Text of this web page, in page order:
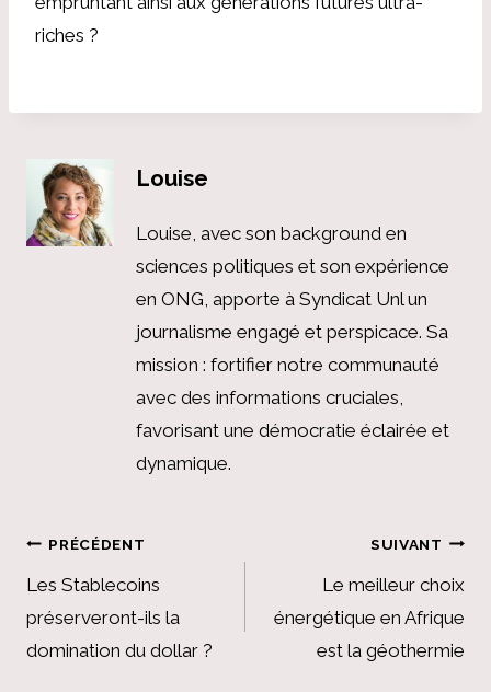
riches ?
Louise
Louise, avec son background en
sciences politiques et son expérience
en ONG, apporte à Syndicat Unl un
journalisme engagé et perspicace. Sa
mission : fortifier notre communauté
avec des informations cruciales,
favorisant une démocratie éclairée et
dynamique.
Navigation
de
l’article
PRÉCÉDENT
Les Stablecoins
préserveront-ils la
domination du dollar ?
SUIVANT
Le meilleur choix
énergétique en Afrique
est la géothermie